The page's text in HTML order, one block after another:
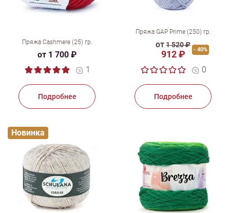
Пряжа Cashmere (25) гр.
от 1 700 ₽
1
Подробнее
Пряжа GAP Prime (250) гр.
от1 520 ₽
912 ₽ - 40%
0
Подробнее
Новинка